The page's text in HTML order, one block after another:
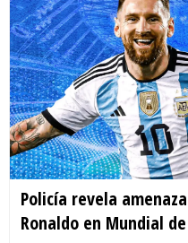
Policía revela
Ronaldo en Mundial